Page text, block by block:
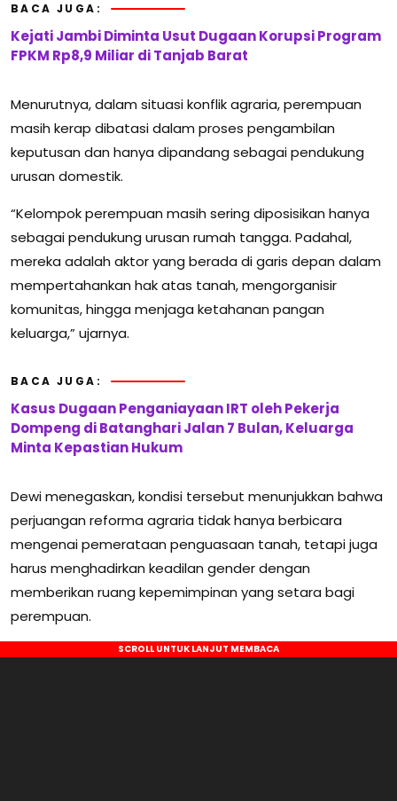
BACA JUGA:
Kejati Jambi Diminta Usut Dugaan Korupsi Program
FPKM Rp8,9 Miliar di Tanjab Barat
Menurutnya, dalam situasi konflik agraria, perempuan
masih kerap dibatasi dalam proses pengambilan
keputusan dan hanya dipandang sebagai pendukung
urusan domestik.
“Kelompok perempuan masih sering diposisikan hanya
sebagai pendukung urusan rumah tangga. Padahal,
mereka adalah aktor yang berada di garis depan dalam
mempertahankan hak atas tanah, mengorganisir
komunitas, hingga menjaga ketahanan pangan
keluarga,” ujarnya.
BACA JUGA:
Kasus Dugaan Penganiayaan IRT oleh Pekerja
Dompeng di Batanghari Jalan 7 Bulan, Keluarga
Minta Kepastian Hukum
Dewi menegaskan, kondisi tersebut menunjukkan bahwa
perjuangan reforma agraria tidak hanya berbicara
mengenai pemerataan penguasaan tanah, tetapi juga
harus menghadirkan keadilan gender dengan
memberikan ruang kepemimpinan yang setara bagi
perempuan.